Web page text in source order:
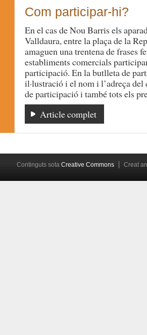
Com participar-hi?
En el cas de Nou Barris els
Valldaura, entre la plaça de la
amaguen una trentena de frases
establiments comercials
participació. En la butlleta de
il·lustració i el nom i l’adreça
de participació i també tots els
Article complet
Continguts sota Creative Commons Creat